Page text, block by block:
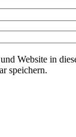
Website in
speichern.